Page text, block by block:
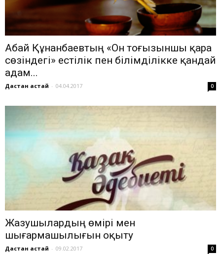
Абай Құнанбаевтың «Он тоғызыншы қара
сөзіндегі» естілік пен білімділікке қандай
адам...
Дастан Қастай - 04.04.2017 0
Жазушылардың өмірі мен
шығармашылығын оқыту
Дастан Қастай - 09.02.2017 0